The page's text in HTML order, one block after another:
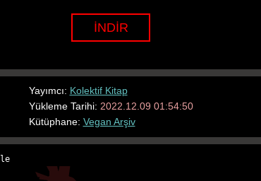
İNDİR
Yayımcı: Kolektif Kitap
Yükleme Tarihi: 2022.12.09 01:54:50
Kütüphane: Vegan Arşiv